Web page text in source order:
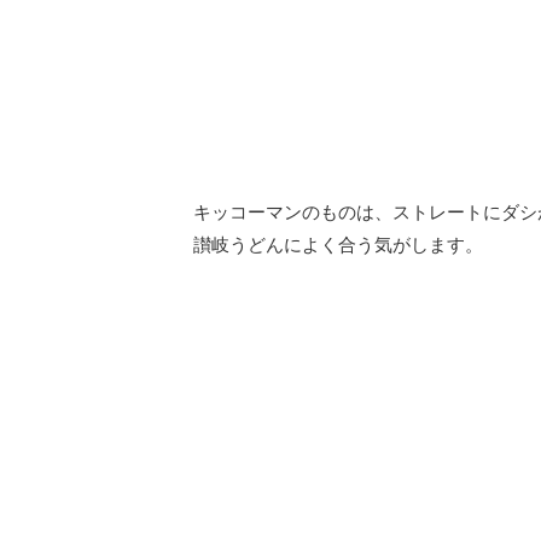
キッコーマンのものは、ストレートにダ
讃岐うどんによく合う気がします。